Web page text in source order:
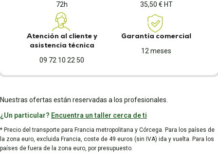
72h 35,50 € HT
Atención al cliente y
asistencia técnica
09 72 10 22 50
Garantía comercial
12 meses
Nuestras ofertas están reservadas a los profesionales.
¿Un particular? Encuentra un taller cerca de ti
* Precio del transporte para Francia metropolitana y Córcega. Para los países de
la zona euro, excluida Francia, coste de 49 euros (sin IVA) ida y vuelta. Para los
países de fuera de la zona euro, por presupuesto.